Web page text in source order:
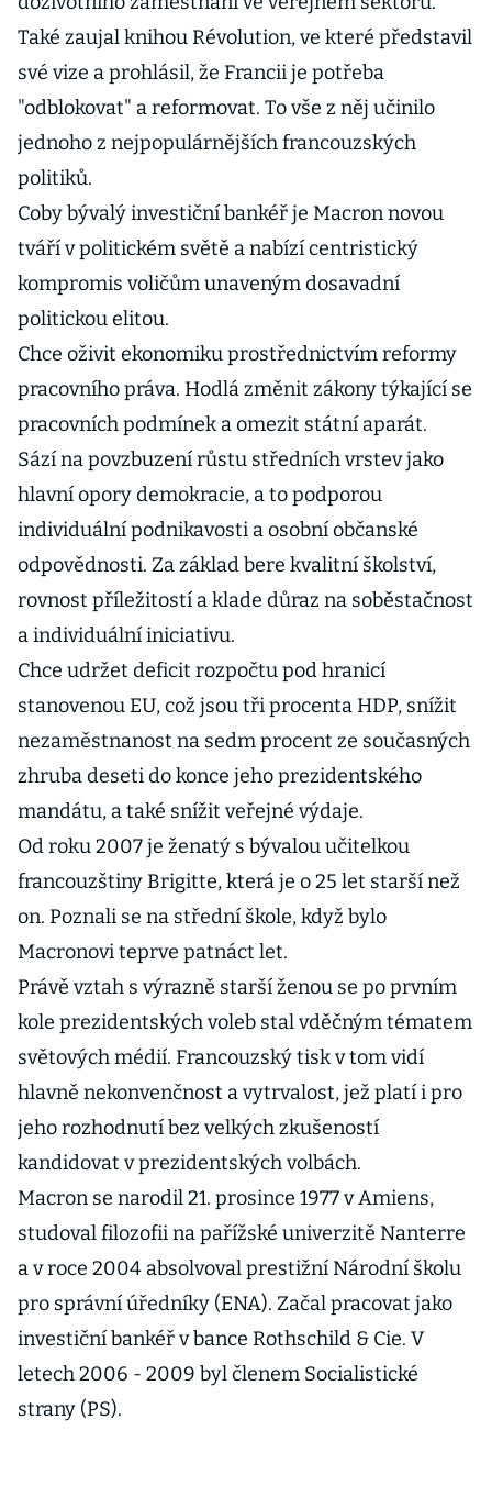
Také zaujal knihou Révolution, ve které představil
své vize a prohlásil, že Francii je potřeba
"odblokovat" a reformovat. To vše z něj učinilo
jednoho z nejpopulárnějších francouzských
politiků.
Coby bývalý investiční bankéř je Macron novou
tváří v politickém světě a nabízí centristický
kompromis voličům unaveným dosavadní
politickou elitou.
Chce oživit ekonomiku prostřednictvím reformy
pracovního práva. Hodlá změnit zákony týkající se
pracovních podmínek a omezit státní aparát.
Sází na povzbuzení růstu středních vrstev jako
hlavní opory demokracie, a to podporou
individuální podnikavosti a osobní občanské
odpovědnosti. Za základ bere kvalitní školství,
rovnost příležitostí a klade důraz na soběstačnost
a individuální iniciativu.
Chce udržet deficit rozpočtu pod hranicí
stanovenou EU, což jsou tři procenta HDP, snížit
nezaměstnanost na sedm procent ze současných
zhruba deseti do konce jeho prezidentského
mandátu, a také snížit veřejné výdaje.
Od roku 2007 je ženatý s bývalou učitelkou
francouzštiny Brigitte, která je o 25 let starší než
on. Poznali se na střední škole, když bylo
Macronovi teprve patnáct let.
Právě vztah s výrazně starší ženou se po prvním
kole prezidentských voleb stal vděčným tématem
světových médií. Francouzský tisk v tom vidí
hlavně nekonvenčnost a vytrvalost, jež platí i pro
jeho rozhodnutí bez velkých zkušeností
kandidovat v prezidentských volbách.
Macron se narodil 21. prosince 1977 v Amiens,
studoval filozofii na pařížské univerzitě Nanterre
a v roce 2004 absolvoval prestižní Národní školu
pro správní úředníky (ENA). Začal pracovat jako
investiční bankéř v bance Rothschild & Cie. V
letech 2006 - 2009 byl členem Socialistické
strany (PS).